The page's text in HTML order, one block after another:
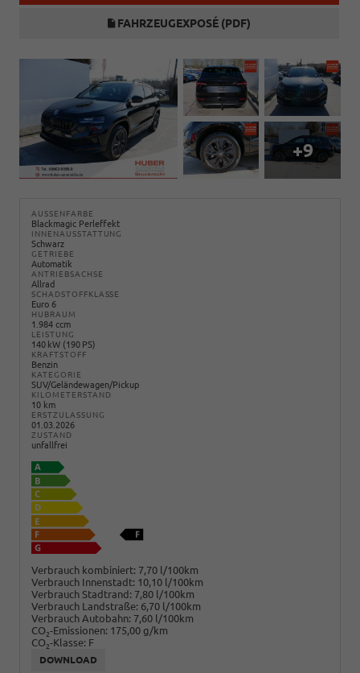
FAHRZEUGEXPOSÉ (PDF)
+9
AUSSENFARBE
Blackmagic Perleffekt
INNENAUSSTATTUNG
Schwarz
GETRIEBE
Automatik
ANTRIEBSACHSE
Allrad
SCHADSTOFFKLASSE
Euro 6
HUBRAUM
1.984 ccm
LEISTUNG
140 kW (190 PS)
KRAFTSTOFF
Benzin
KATEGORIE
SUV/Geländewagen/Pickup
KILOMETERSTAND
10 km
ERSTZULASSUNG
01.03.2026
ZUSTAND
unfallfrei
Verbrauch kombiniert: 7,70 l/100km
Verbrauch Innenstadt: 10,10 l/100km
Verbrauch Stadtrand: 7,80 l/100km
Verbrauch Landstraße: 6,70 l/100km
Verbrauch Autobahn: 7,60 l/100km
CO2-Emissionen: 175,00 g/km
CO2-Klasse: F
DOWNLOAD